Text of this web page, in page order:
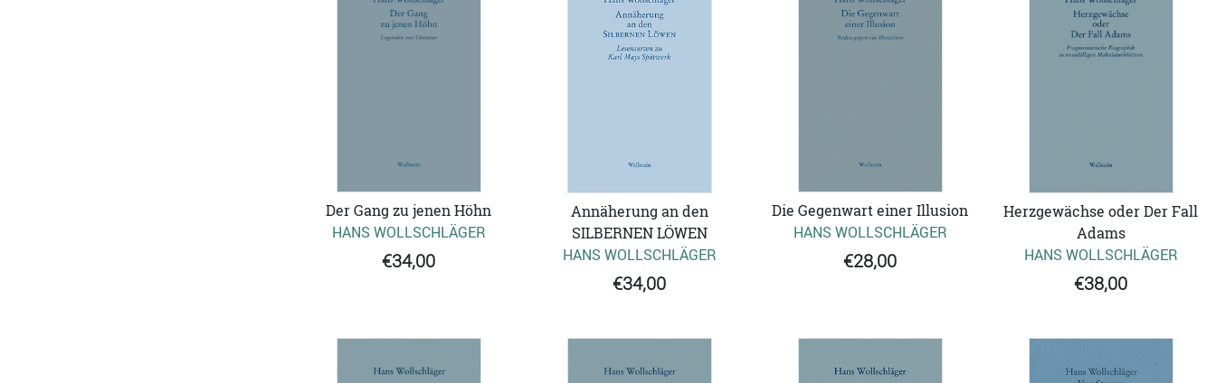
Der Gang zu jenen Höhn
HANS WOLLSCHLÄGER
€34,00
Annäherung an den
SILBERNEN LÖWEN
HANS WOLLSCHLÄGER
€34,00
Die Gegenwart einer Illusion
HANS WOLLSCHLÄGER
€28,00
Herzgewächse oder Der Fall
Adams
HANS WOLLSCHLÄGER
€38,00